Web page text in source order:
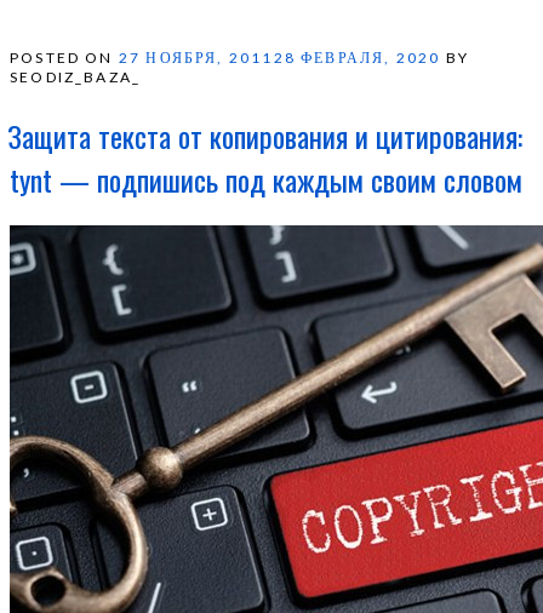
POSTED ON 27 НОЯБРЯ, 2011 28 ФЕВРАЛЯ, 2020 BY
SEODIZ_BAZA_
Защита текста от копирования и цитирования:
tynt — подпишись под каждым своим словом